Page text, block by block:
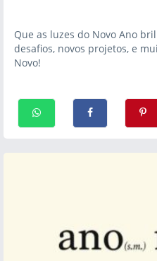
Que as luzes do Novo Ano
desafios, novos projetos, e
Novo!